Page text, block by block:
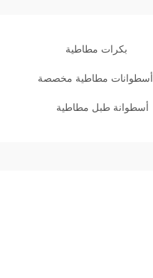
بكرات مطاطية
أسطوانات مطاطية مخصصة
أسطوانة طبل مطاطية